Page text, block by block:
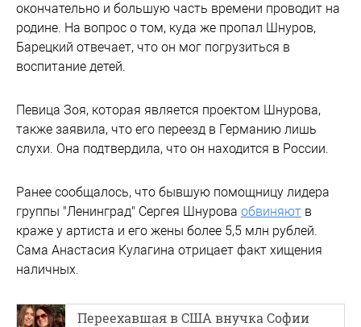
окончательно и большую часть времени проводит на
родине. На вопрос о том, куда же пропал Шнуров,
Барецкий отвечает, что он мог погрузиться в
воспитание детей.
Певица Зоя, которая является проектом Шнурова,
также заявила, что его переезд в Германию лишь
слухи. Она подтвердила, что он находится в России.
Ранее сообщалось, что бывшую помощницу лидера
группы "Ленинград" Сергея Шнурова обвиняют в
краже у артиста и его жены более 5,5 млн рублей.
Сама Анастасия Кулагина отрицает факт хищения
наличных.
Переехавшая в США внучка Софии